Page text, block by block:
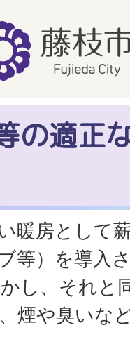
の適正
暖房として
等）を導入
し、それと
煙や臭いな